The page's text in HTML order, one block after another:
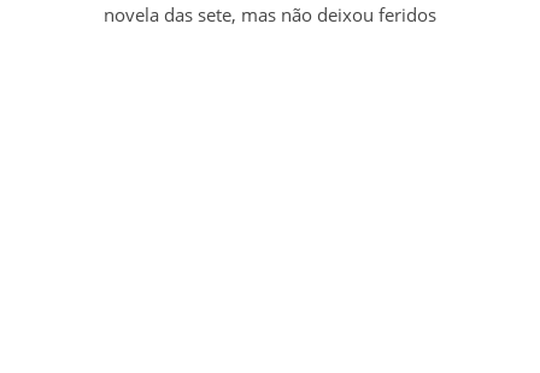
novela das sete, mas não deixou feridos